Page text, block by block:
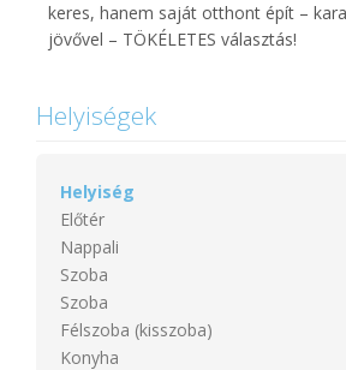
keres, hanem saját otthont épít –
jövővel – TÖKÉLETES választás!
Helyiségek
Helyiség
Előtér
Nappali
Szoba
Szoba
Félszoba (kisszoba)
Konyha